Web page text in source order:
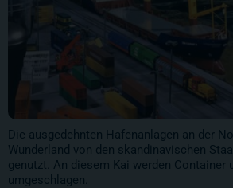
Die ausgedehnten Hafenanlagen an der
Wunderland von den skandinavischen
genutzt. An diesem Kai werden Container
umgeschlagen.